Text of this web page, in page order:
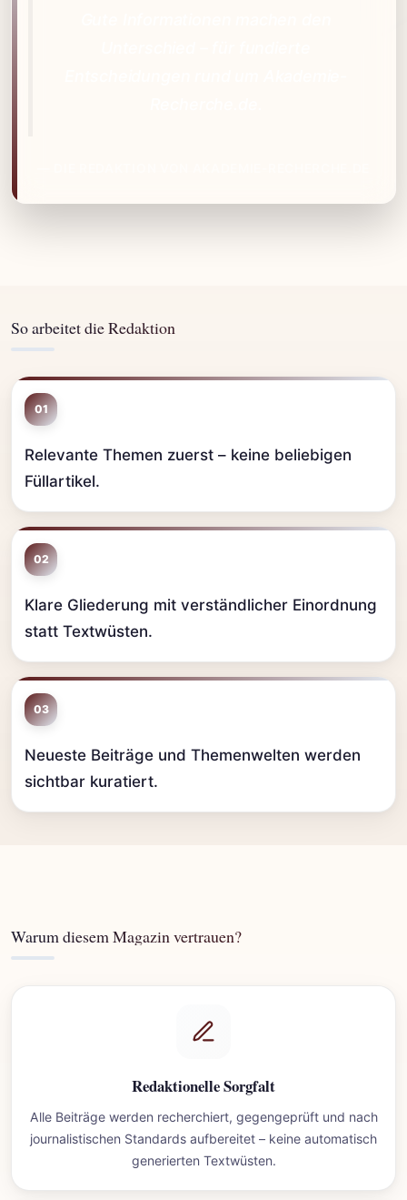
So arbeitet die Redaktion
01
Relevante Themen zuerst – keine beliebigen
Füllartikel.
02
Klare Gliederung mit verständlicher Einordnung
statt Textwüsten.
03
Neueste Beiträge und Themenwelten werden
sichtbar kuratiert.
Warum diesem Magazin vertrauen?
Redaktionelle Sorgfalt
Alle Beiträge werden recherchiert, gegengeprüft und nach
journalistischen Standards aufbereitet – keine automatisch
generierten Textwüsten.